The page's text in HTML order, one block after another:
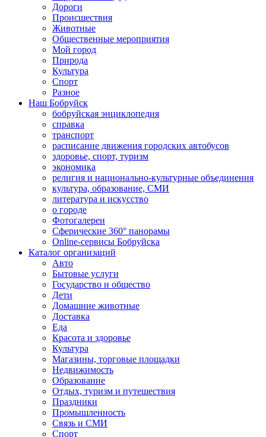
Дороги
Происшествия
Животные
Общественные мероприятия
Мой город
Природа
Культура
Спорт
Разное
Наш Бобруйск
бобруйская энциклопедия
справка
транспорт
расписание движения городских автобусов
здоровье, спорт, туризм
экономика
религия и национально-культурные объединения
культура, образование, СМИ
литература и искусство
о городе
Фотогалереи
Сферические 360° панорамы
Online-сервисы Бобруйска
Каталог организаций
Авто
Бытовые услуги
Государство и общество
Дети
Домашние животные
Доставка
Еда
Красота и здоровье
Культура
Магазины, торговые площадки
Недвижимость
Образование
Отдых, туризм и путешествия
Праздники
Промышленность
Связь и СМИ
Спорт